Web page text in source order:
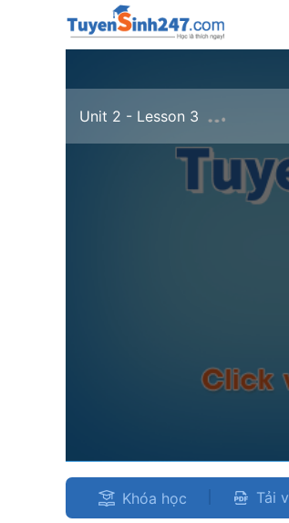
Unit 2 - Lesson 3
Khóa học Tải